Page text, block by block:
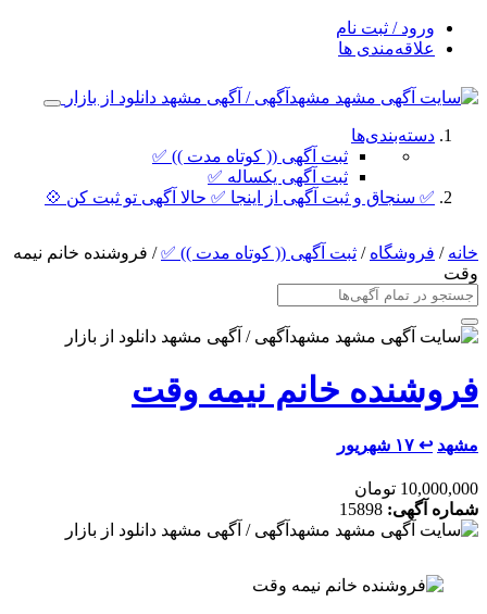
ورود / ثبت نام
علاقه‌مندی ها
دسته‌بندی‌ها
ثبت آگهی (( کوتاه مدت )) ✅
ثبت آگهی یکساله ✅
✅ سنجاق و ثبت آگهی از اینجا ✅ حالا آگهی تو ثبت کن 💠
خانه / فروشگاه / ثبت آگهی (( کوتاه مدت )) ✅/ فروشنده خانم نیمه
وقت
فروشنده خانم نیمه وقت
مشهد ↩ ۱۷ شهریور
10,000,000 تومان
شماره آگهی: 15898